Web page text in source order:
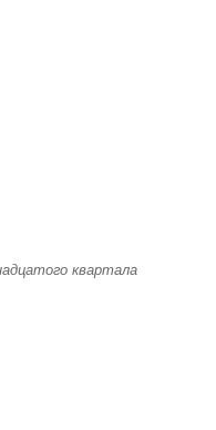
квартала